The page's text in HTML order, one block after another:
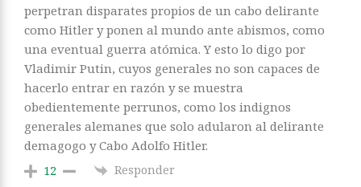
perpetran disparates propios de un cabo delirante
como Hitler y ponen al mundo ante abismos, como
una eventual guerra atómica. Y esto lo digo por
Vladimir Putin, cuyos generales no son capaces de
hacerlo entrar en razón y se muestra
obedientemente perrunos, como los indignos
generales alemanes que solo adularon al delirante
demagogo y Cabo Adolfo Hitler.
12 Responder